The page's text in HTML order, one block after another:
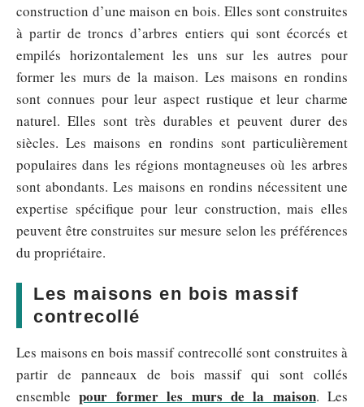
construction d’une maison en bois. Elles sont construites
à partir de troncs d’arbres entiers qui sont écorcés et
empilés horizontalement les uns sur les autres pour
former les murs de la maison. Les maisons en rondins
sont connues pour leur aspect rustique et leur charme
naturel. Elles sont très durables et peuvent durer des
siècles. Les maisons en rondins sont particulièrement
populaires dans les régions montagneuses où les arbres
sont abondants. Les maisons en rondins nécessitent une
expertise spécifique pour leur construction, mais elles
peuvent être construites sur mesure selon les préférences
du propriétaire.
Les maisons en bois massif
contrecollé
Les maisons en bois massif contrecollé sont construites à
partir de panneaux de bois massif qui sont collés
ensemblepour former les murs de la maison. Les